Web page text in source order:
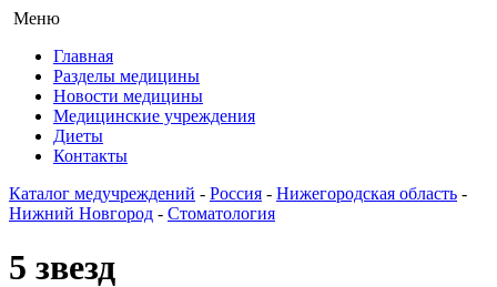
Меню
Главная
Разделы медицины
Новости медицины
Медицинские учреждения
Диеты
Контакты
Каталог медучреждений - Россия - Нижегородская область -
Нижний Новгород - Стоматология
5 звезд